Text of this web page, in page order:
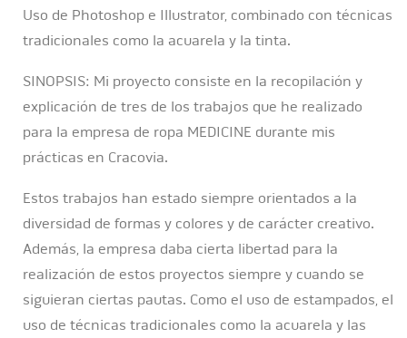
Uso de Photoshop e Illustrator, combinado con técnicas
tradicionales como la acuarela y la tinta.
SINOPSIS: Mi proyecto consiste en la recopilación y
explicación de tres de los trabajos que he realizado
para la empresa de ropa MEDICINE durante mis
prácticas en Cracovia.
Estos trabajos han estado siempre orientados a la
diversidad de formas y colores y de carácter creativo.
Además, la empresa daba cierta libertad para la
realización de estos proyectos siempre y cuando se
siguieran ciertas pautas. Como el uso de estampados, el
uso de técnicas tradicionales como la acuarela y las